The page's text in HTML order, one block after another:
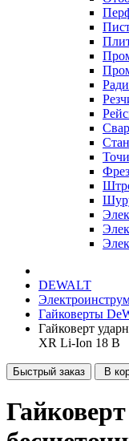
DEWALT
Гайковерты
Гайковерт
XR Li-Ion 18 В
Быстрый заказ В